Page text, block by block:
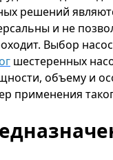
решений
и не
Выбор
шестеренных
объему и
применения